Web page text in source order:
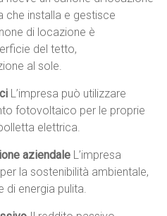
che installa e gestisce
di locazione è
del tetto,
al sole.
L’impresa può utilizzare
fotovoltaico per le proprie
elettrica.
aziendale L’impresa
la sostenibilità ambientale,
di energia pulita.